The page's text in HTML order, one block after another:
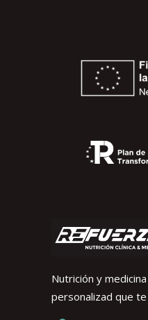
Nutrición y
personalizad que